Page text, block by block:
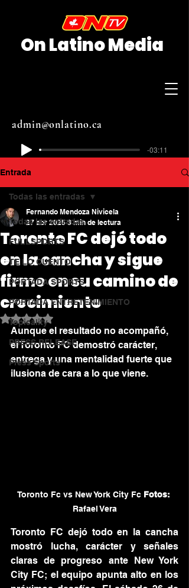
On Latino Media
admin@onlatino.ca
-03:11
Entrada
Todas las entradas
FULLSPORTS
TE LO CUENTO
PORTADA SPORTS
PORTADA ENTRETENIMIENTO
Topicality
PRESS RELEASE
Press Sports
Todas las entradas
Toronto FC dejó todo
en la cancha y sigue
firme en su camino de
crecimiento
Fernando Mendoza Nivicela
27 abr 2025 3 min de lectura
Obtuvo NaN de 5 estrellas.
Aunque el resultado no acompañó,
el Toronto FC demostró carácter,
entrega y una mentalidad fuerte que
ilusiona de cara a lo que viene.
Toronto Fc vs New York City Fc Fotos:
Rafael Vera
Toronto FC dejó todo en la cancha
mostró lucha, carácter y señales
claras de progreso ante New York
City FC; el equipo apunta alto en los